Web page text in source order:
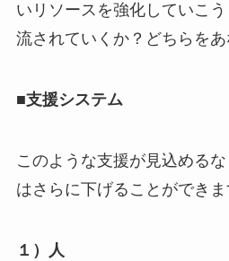
いリソースを強化していこ
流されていくか？どちらを
■支援システム
このような支援が見込める
はさらに下げることができま
１）人